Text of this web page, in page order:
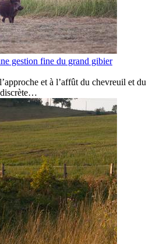
gestion fine du grand gibier
et à l’affût du chevreuil et du
discrète…